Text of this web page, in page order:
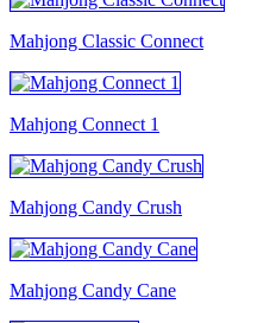
Mahjong Classic Connect
Mahjong Connect 1
Mahjong Candy Crush
Mahjong Candy Cane